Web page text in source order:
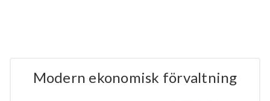
Modern ekonomisk förvaltning